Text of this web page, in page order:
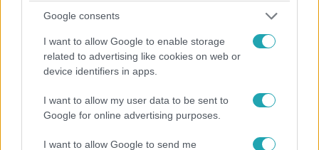
Google consents
I want to allow Google to enable storage
related to advertising like cookies on web or
device identifiers in apps.
I want to allow my user data to be sent to
Google for online advertising purposes.
I want to allow Google to send me
2026. február 16. 21:00
Címlapsztorik a téli olimpiáról: sztárok, akik
uralják a híreket
mögött meglepő történetek rajzolódnak ki.